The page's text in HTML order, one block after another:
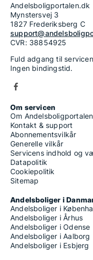
Andelsboligportalen.dk
Mynstersvej 3
1827 Frederiksberg C
CVR: 38854925
Fuld adgang til
Ingen bindingstid.
Om servicen
Om
Kontakt & support
Abonnementsvilkår
Generelle vilkår
Servicens indhold og
Datapolitik
Cookiepolitik
Sitemap
Andelsboliger i
Andelsboliger i
Andelsboliger i Århus
Andelsboliger i Odense
Andelsboliger i Aalborg
Andelsboliger i Esbjerg